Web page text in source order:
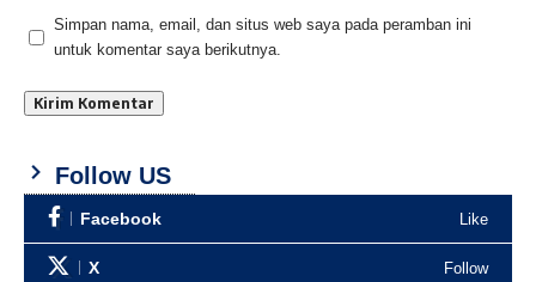
Simpan nama, email, dan situs web saya pada peramban ini
untuk komentar saya berikutnya.
Follow US
Facebook Like
X Follow